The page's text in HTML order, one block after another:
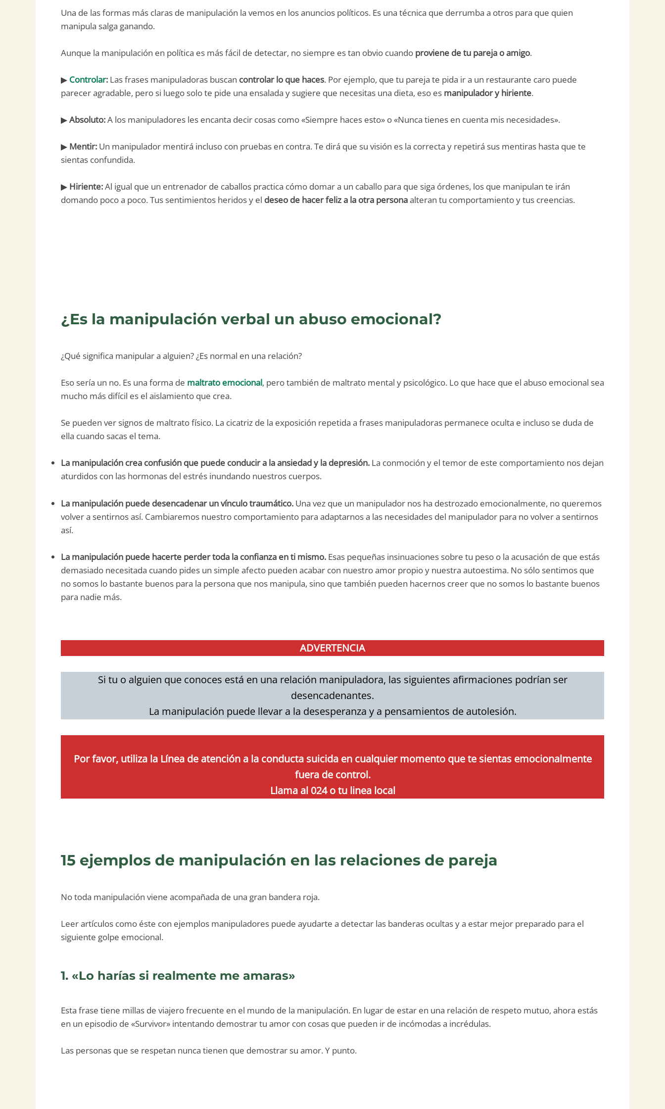
Una de las formas más claras de manipulación la vemos en los anuncios políticos. Es una técnica que derrumba a otros para que quien
manipula salga ganando.
Aunque la manipulación en política es más fácil de detectar, no siempre es tan obvio cuando proviene de tu pareja o amigo.
▶ Controlar: Las frases manipuladoras buscan controlar lo que haces. Por ejemplo, que tu pareja te pida ir a un restaurante caro puede
parecer agradable, pero si luego solo te pide una ensalada y sugiere que necesitas una dieta, eso es manipulador y hiriente.
▶Absoluto:A los manipuladores les encanta decir cosas como «Siempre haces esto» o «Nunca tienes en cuenta mis necesidades».
▶ Mentir: Un manipulador mentirá incluso con pruebas en contra. Te dirá que su visión es la correcta y repetirá sus mentiras hasta que te
sientas confundida.
▶ Hiriente:Al igual que un entrenador de caballos practica cómo domar a un caballo para que siga órdenes, los que manipulan te irán
domando poco a poco. Tus sentimientos heridos y el deseo de hacer feliz a la otra personaalteran tu comportamiento y tus creencias.
¿Es la manipulación verbal un abuso emocional?
¿Qué significa manipular a alguien? ¿Es normal en una relación?
Eso sería un no. Es una forma de maltrato emocional, pero también de maltrato mental y psicológico. Lo que hace que el abuso emocional sea
mucho más difícil es el aislamiento que crea.
Se pueden ver signos de maltrato físico. La cicatriz de la exposición repetida a frases manipuladoras permanece oculta e incluso se duda de
ella cuando sacas el tema.
La manipulación crea confusión que puede conducir a la ansiedad y la depresión. La conmoción y el temor de este comportamiento nos dejan
aturdidos con las hormonas del estrés inundando nuestros cuerpos.
La manipulación puede desencadenar un vínculo traumático. Una vez que un manipulador nos ha destrozado emocionalmente, no queremos
volver a sentirnos así. Cambiaremos nuestro comportamiento para adaptarnos a las necesidades del manipulador para no volver a sentirnos
así.
La manipulación puede hacerte perder toda la confianza en ti mismo. Esas pequeñas insinuaciones sobre tu peso o la acusación de que estás
demasiado necesitada cuando pides un simple afecto pueden acabar con nuestro amor propio y nuestra autoestima. No sólo sentimos que
no somos lo bastante buenos para la persona que nos manipula, sino que también pueden hacernos creer que no somos lo bastante buenos
para nadie más.
ADVERTENCIA
Si tu o alguien que conoces está en una relación manipuladora, las siguientes afirmaciones podrían ser
desencadenantes.
La manipulación puede llevar a la desesperanza y a pensamientos de autolesión.
Por favor, utiliza la Línea de atención a la conducta suicida en cualquier momento que te sientas emocionalmente
fuera de control.
Llama al 024 o tu linea local
15 ejemplos de manipulación en las relaciones de pareja
No toda manipulación viene acompañada de una gran bandera roja.
Leer artículos como éste con ejemplos manipuladores puede ayudarte a detectar las banderas ocultas y a estar mejor preparado para el
siguiente golpe emocional.
1. «Lo harías si realmente me amaras»
Esta frase tiene millas de viajero frecuente en el mundo de la manipulación. En lugar de estar en una relación de respeto mutuo, ahora estás
en un episodio de «Survivor» intentando demostrar tu amor con cosas que pueden ir de incómodas a incrédulas.
Las personas que se respetan nunca tienen que demostrar su amor. Y punto.